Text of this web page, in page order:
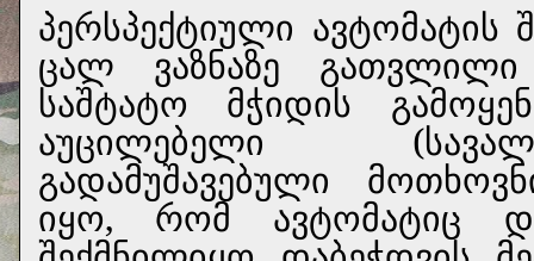
პერსპექტიული ავტომატის
ცალ ვაზნაზე გათვლილი
საშტატო მჭიდის
აუცილებელი
გადამუშავებული
იყო, რომ ავტომატიც